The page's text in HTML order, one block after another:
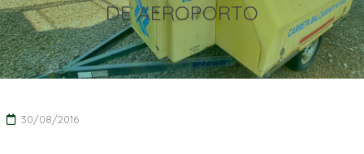
DE AEROPORTO
30/08/2016